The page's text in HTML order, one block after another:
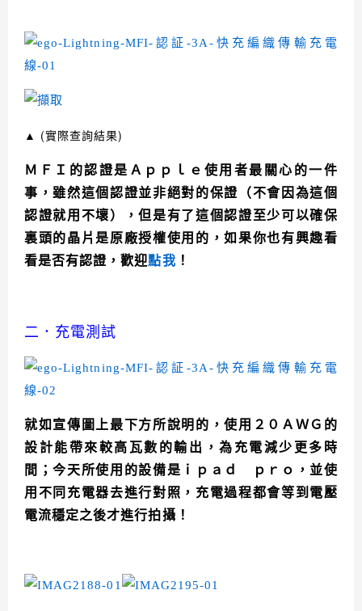
▲ (實際查詢結果)
ＭＦＩ的認證是Ａｐｐｌｅ使用者最關心的一件
事，雖然這個認證並非絕對的保證（不會因為這個
認證就用不壞），但是有了這個認證至少可以確保
裏頭的晶片是原廠授權使用的，如果你也有興趣看
看是否有認證，歡迎點我 ！
二．充電測試
就如宣傳圖上最下方所說明的，使用２０ＡＷＧ的
設計能帶來較高瓦數的輸出，為充電減少更多時
間；今天所使用的設備是ｉｐａｄ ｐｒｏ ，並使
用不同充電器去進行對照，充電過程都會等到電壓
電流穩定之後才進行拍攝！